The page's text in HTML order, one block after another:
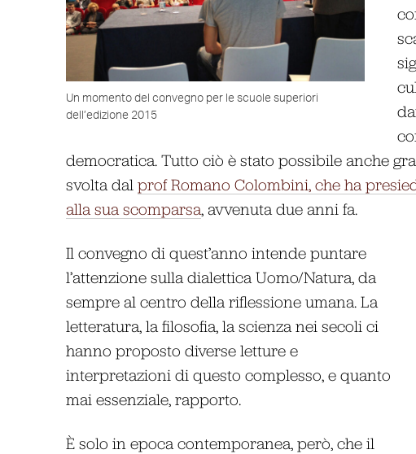
Un momento del convegno per le scuole superiori
dell’edizione 2015
democratica. Tutto ciò è stato possibile anche
svolta dal prof Romano Colombini, che ha
alla sua scomparsa, avvenuta due anni fa.
Il convegno di quest’anno intende puntare
l’attenzione sulla dialettica Uomo/Natura, da
sempre al centro della riflessione umana. La
letteratura, la filosofia, la scienza nei secoli ci
hanno proposto diverse letture e
interpretazioni di questo complesso, e quanto
mai essenziale, rapporto.
È solo in epoca contemporanea, però, che il